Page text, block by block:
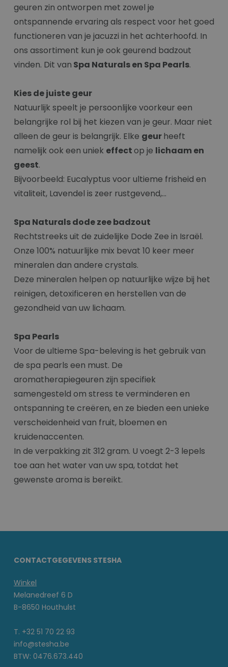
geuren zin ontworpen met zowel je
ontspannende ervaring als respect voor het goed
functioneren van je jacuzzi in het achterhoofd. In
ons assortiment kun je ook geurend badzout
vinden. Dit van Spa Naturals en Spa Pearls.
Kies de juiste geur
Natuurlijk speelt je persoonlijke voorkeur een
belangrijke rol bij het kiezen van je geur. Maar niet
alleen de geur is belangrijk. Elke geurheeft
namelijk ook een uniek effectop je lichaam en
geest.
Bijvoorbeeld: Eucalyptus voor ultieme frisheid en
vitaliteit, Lavendel is zeer rustgevend,...
Spa Naturals dode zee badzout
Rechtstreeks uit de zuidelijke Dode Zee in Israël.
Onze 100% natuurlijke mix bevat 10 keer meer
mineralen dan andere crystals.
Deze mineralen helpen op natuurlijke wijze bij het
reinigen, detoxificeren en herstellen van de
gezondheid van uw lichaam.
Spa Pearls
Voor de ultieme Spa-beleving is het gebruik van
de spa pearls een must. De
aromatherapiegeuren zijn specifiek
samengesteld om stress te verminderen en
ontspanning te creëren, en ze bieden een unieke
verscheidenheid van fruit, bloemen en
kruidenaccenten.
In de verpakking zit 312 gram. U voegt 2-3 lepels
toe aan het water van uw spa, totdat het
gewenste aroma is bereikt.
CONTACTGEGEVENS STESHA
Winkel
Melanedreef 6 D
B-8650 Houthulst
T. +32 51 70 22 93
info@stesha.be
BTW: 0476.673.440